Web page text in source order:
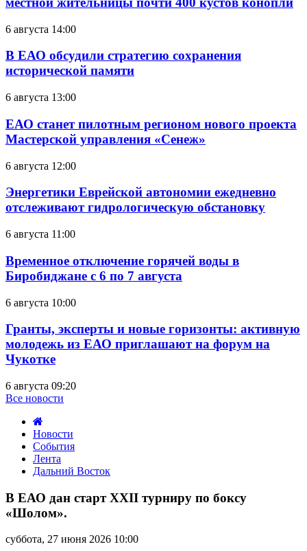
6 августа 14:00
В ЕАО обсудили стратегию сохранения
исторической памяти
6 августа 13:00
ЕАО станет пилотным регионом нового проекта
Мастерской управления «Сенеж»
6 августа 12:00
Энергетики Еврейской автономии ежедневно
отслеживают гидрологическую обстановку
6 августа 11:00
Временное отключение горячей воды в
Биробиджане с 6 по 7 августа
6 августа 10:00
Гранты, эксперты и новые горизонты: активную
молодежь из ЕАО приглашают на форум на
Чукотке
6 августа 09:20
Все новости
Новости
События
Лента
Дальний Восток
ЕАО
старт
турниру
В ЕАО дан старт XXII турниру по боксу
«Шолом».
суббота, 27 июня 2026 10:00